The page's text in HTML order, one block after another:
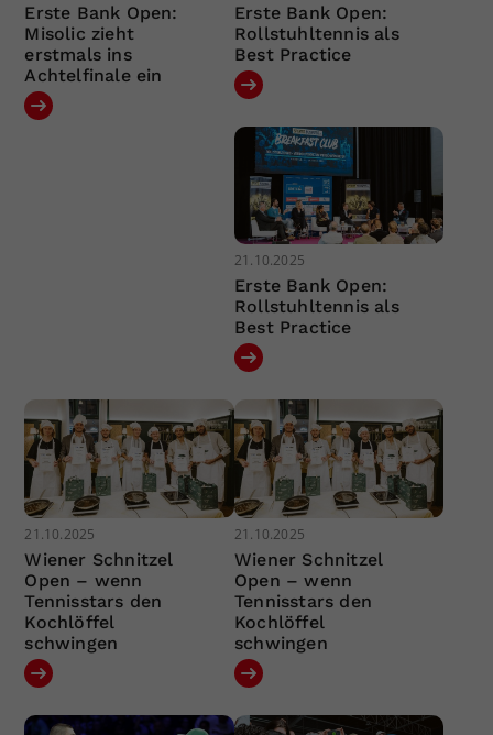
Erste Bank Open:
Misolic zieht
erstmals ins
Achtelfinale ein
Erste Bank Open:
Rollstuhltennis als
Best Practice
21.10.2025
Erste Bank Open:
Rollstuhltennis als
Best Practice
21.10.2025
Wiener Schnitzel
Open – wenn
Tennisstars den
Kochlöffel
schwingen
21.10.2025
Wiener Schnitzel
Open – wenn
Tennisstars den
Kochlöffel
schwingen